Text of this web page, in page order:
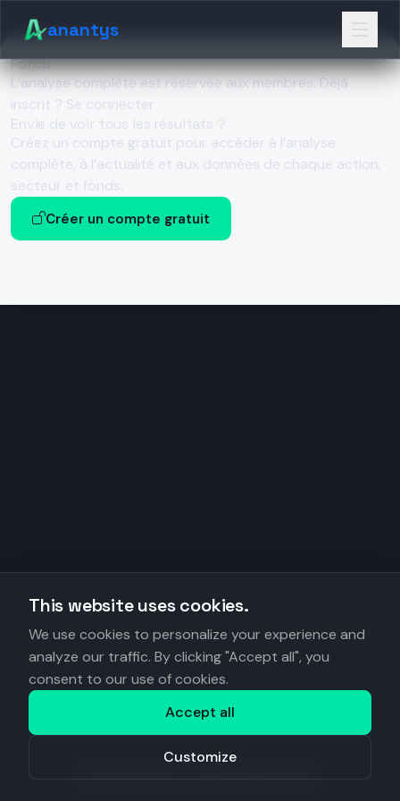
anantys
Fonds
L’analyse complète est réservée aux membres.Déjà
inscrit ? Se connecter
Envie de voir tous les résultats ?
Créez un compte gratuit pour accéder à l’analyse
complète, à l’actualité et aux données de chaque action,
secteur et fonds.
Créer un compte gratuit
This website uses cookies.
We use cookies to personalize your experience and
analyze our traffic. By clicking "Accept all", you
consent to our use of cookies.
Accept all
Customize